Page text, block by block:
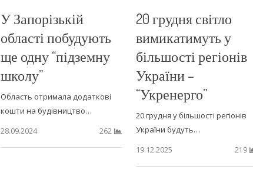
У Запорізькій
області побудують
ще одну “підземну
школу”
Область отримала додаткові
кошти на будівництво…
28.09.2024
262
20 грудня світло
вимикатимуть у
більшості регіонів
України –
“Укренерго”
20 грудня у більшості регіонів
України будуть…
19.12.2025
219